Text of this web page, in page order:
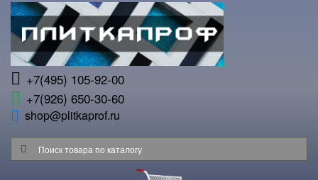
+7(495) 105-92-00
+7(926) 650-30-60
shop@plitkaprof.ru